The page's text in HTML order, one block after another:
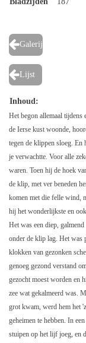
Galerij
Lijst
Inhoud:
Het begon allemaal tijdens
de Ierse kust woonde,
tegen de klippen sloeg. En
je verwachtte. Voor alle
waren. Toen hij de hoek
de klip, met ver beneden
komen met die felle wind,
hij het wonderlijkste en
Het was een diep,
onder de klip lag. Het was
klokken van gezonken
genoeg gezond verstand
gezocht moest worden en
zee wat gekalmeerd was.
grot kwam, werd hem het
geheimen te hebben. In
stuipen op het lijf joeg, en